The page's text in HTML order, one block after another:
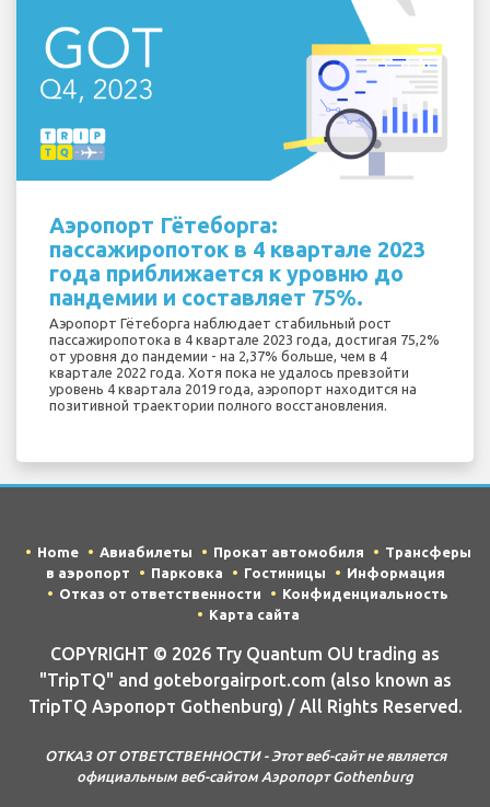
Аэропорт Гётеборга:
пассажиропоток в 4 квартале 2023
года приближается к уровню до
пандемии и составляет 75%.
Аэропорт Гётеборга наблюдает стабильный рост
пассажиропотока в 4 квартале 2023 года, достигая 75,2%
от уровня до пандемии - на 2,37% больше, чем в 4
квартале 2022 года. Хотя пока не удалось превзойти
уровень 4 квартала 2019 года, аэропорт находится на
позитивной траектории полного восстановления.
Home Авиабилеты Прокат автомобиля
Трансферы
в аэропорт
Парковка Гостиницы
Информация
Отказ от ответственности
Конфиденциальность
Карта сайта
COPYRIGHT © 2026 Try Quantum OU trading as
"TripTQ" and goteborgairport.com (also known as
TripTQ Аэропорт Gothenburg) / All Rights Reserved.
ОТКАЗ ОТ ОТВЕТСТВЕННОСТИ - Этот веб-сайт не является
официальным веб-сайтом Аэропорт Gothenburg